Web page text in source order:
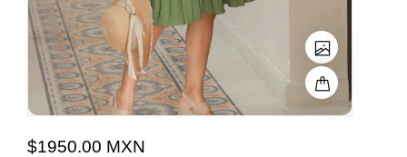
$1950.00 MXN